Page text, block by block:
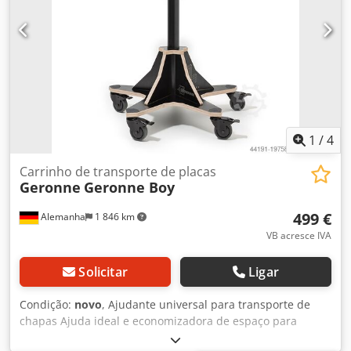
1 /4
Alemanha 1 846 km
Carrinho de transporte de placas
Geronne Geronne Boy
499 €
VB acresce IVA
Solicitar Ligar
Condição: novo, Ajudante universal para transporte de
chapas Ajuda ideal e economizadora de espaço para
coladeiras de borda, serras circulares de formato e todas